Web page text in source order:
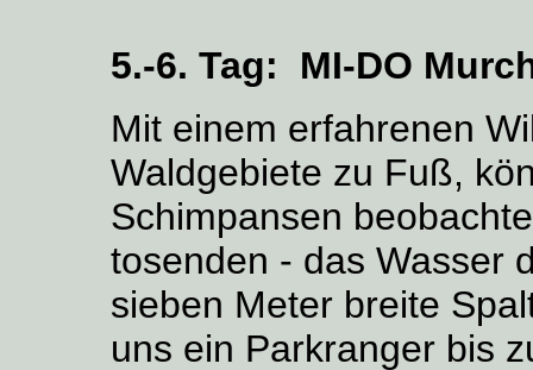
5.-6. Tag: MI-DO
Mit einem erfahrenen
Waldgebiete zu Fuß,
Schimpansen
tosenden - das Wasser
sieben Meter breite
uns ein Parkranger bis